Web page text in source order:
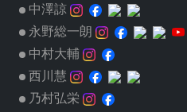
中澤諒
永野総一朗
中村大輔
西川慧
乃村弘栄